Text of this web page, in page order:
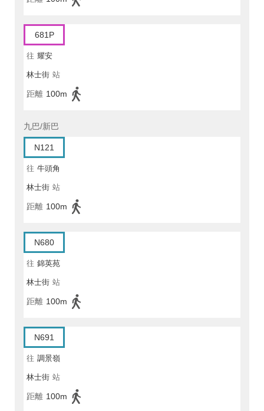
681P
往 耀安
林士街 站
距離 100m
九巴/新巴
N121
往 牛頭角
林士街 站
距離 100m
N680
往 錦英苑
林士街 站
距離 100m
N691
往 調景嶺
林士街 站
距離 100m